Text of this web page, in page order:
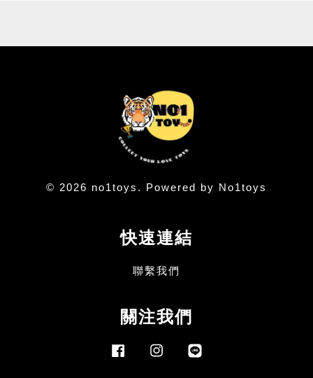
© 2026 no1toys. Powered by No1toys
快速連結
聯繫我們
關注我們
FacebookInstagram